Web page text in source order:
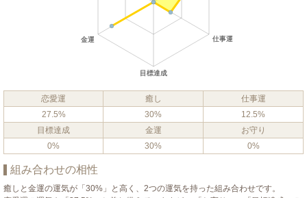
恋愛運 癒し
仕事運
27.5%
30%
12.5%
目標達成
金運
お守り
0%
30% 0%
組み合わせの相性
癒しと金運の運気が「30%」と高く、2つの運気を持った組み合わせです。